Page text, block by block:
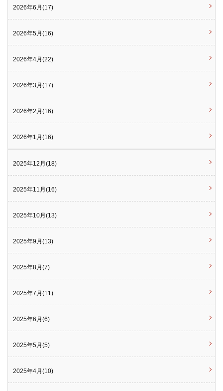
2026年6月(17)
2026年5月(16)
2026年4月(22)
2026年3月(17)
2026年2月(16)
2026年1月(16)
2025年12月(18)
2025年11月(16)
2025年10月(13)
2025年9月(13)
2025年8月(7)
2025年7月(11)
2025年6月(6)
2025年5月(5)
2025年4月(10)